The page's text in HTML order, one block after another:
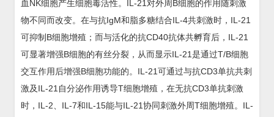
血NK细胞产生细胞毒活性。IL-21对外周B细胞的作用随刺激
物不同而改变。在与抗IgM和脂多糖结合IL-4共刺激时，IL-21
可抑制B细胞增殖；而与活化的抗CD40抗体共孵育后，IL-21
可显著增强B细胞的有丝分裂，从而显示IL-21是通过T/B细胞
交互作用后增强B细胞功能的。IL-21可通过与抗CD3单抗共刺
激及IL-21自分泌作用诱导T细胞增殖，在无抗CD3单抗刺激
时，IL-2、IL-7和IL-15能与IL-21协同刺激外周T细胞增殖。IL-